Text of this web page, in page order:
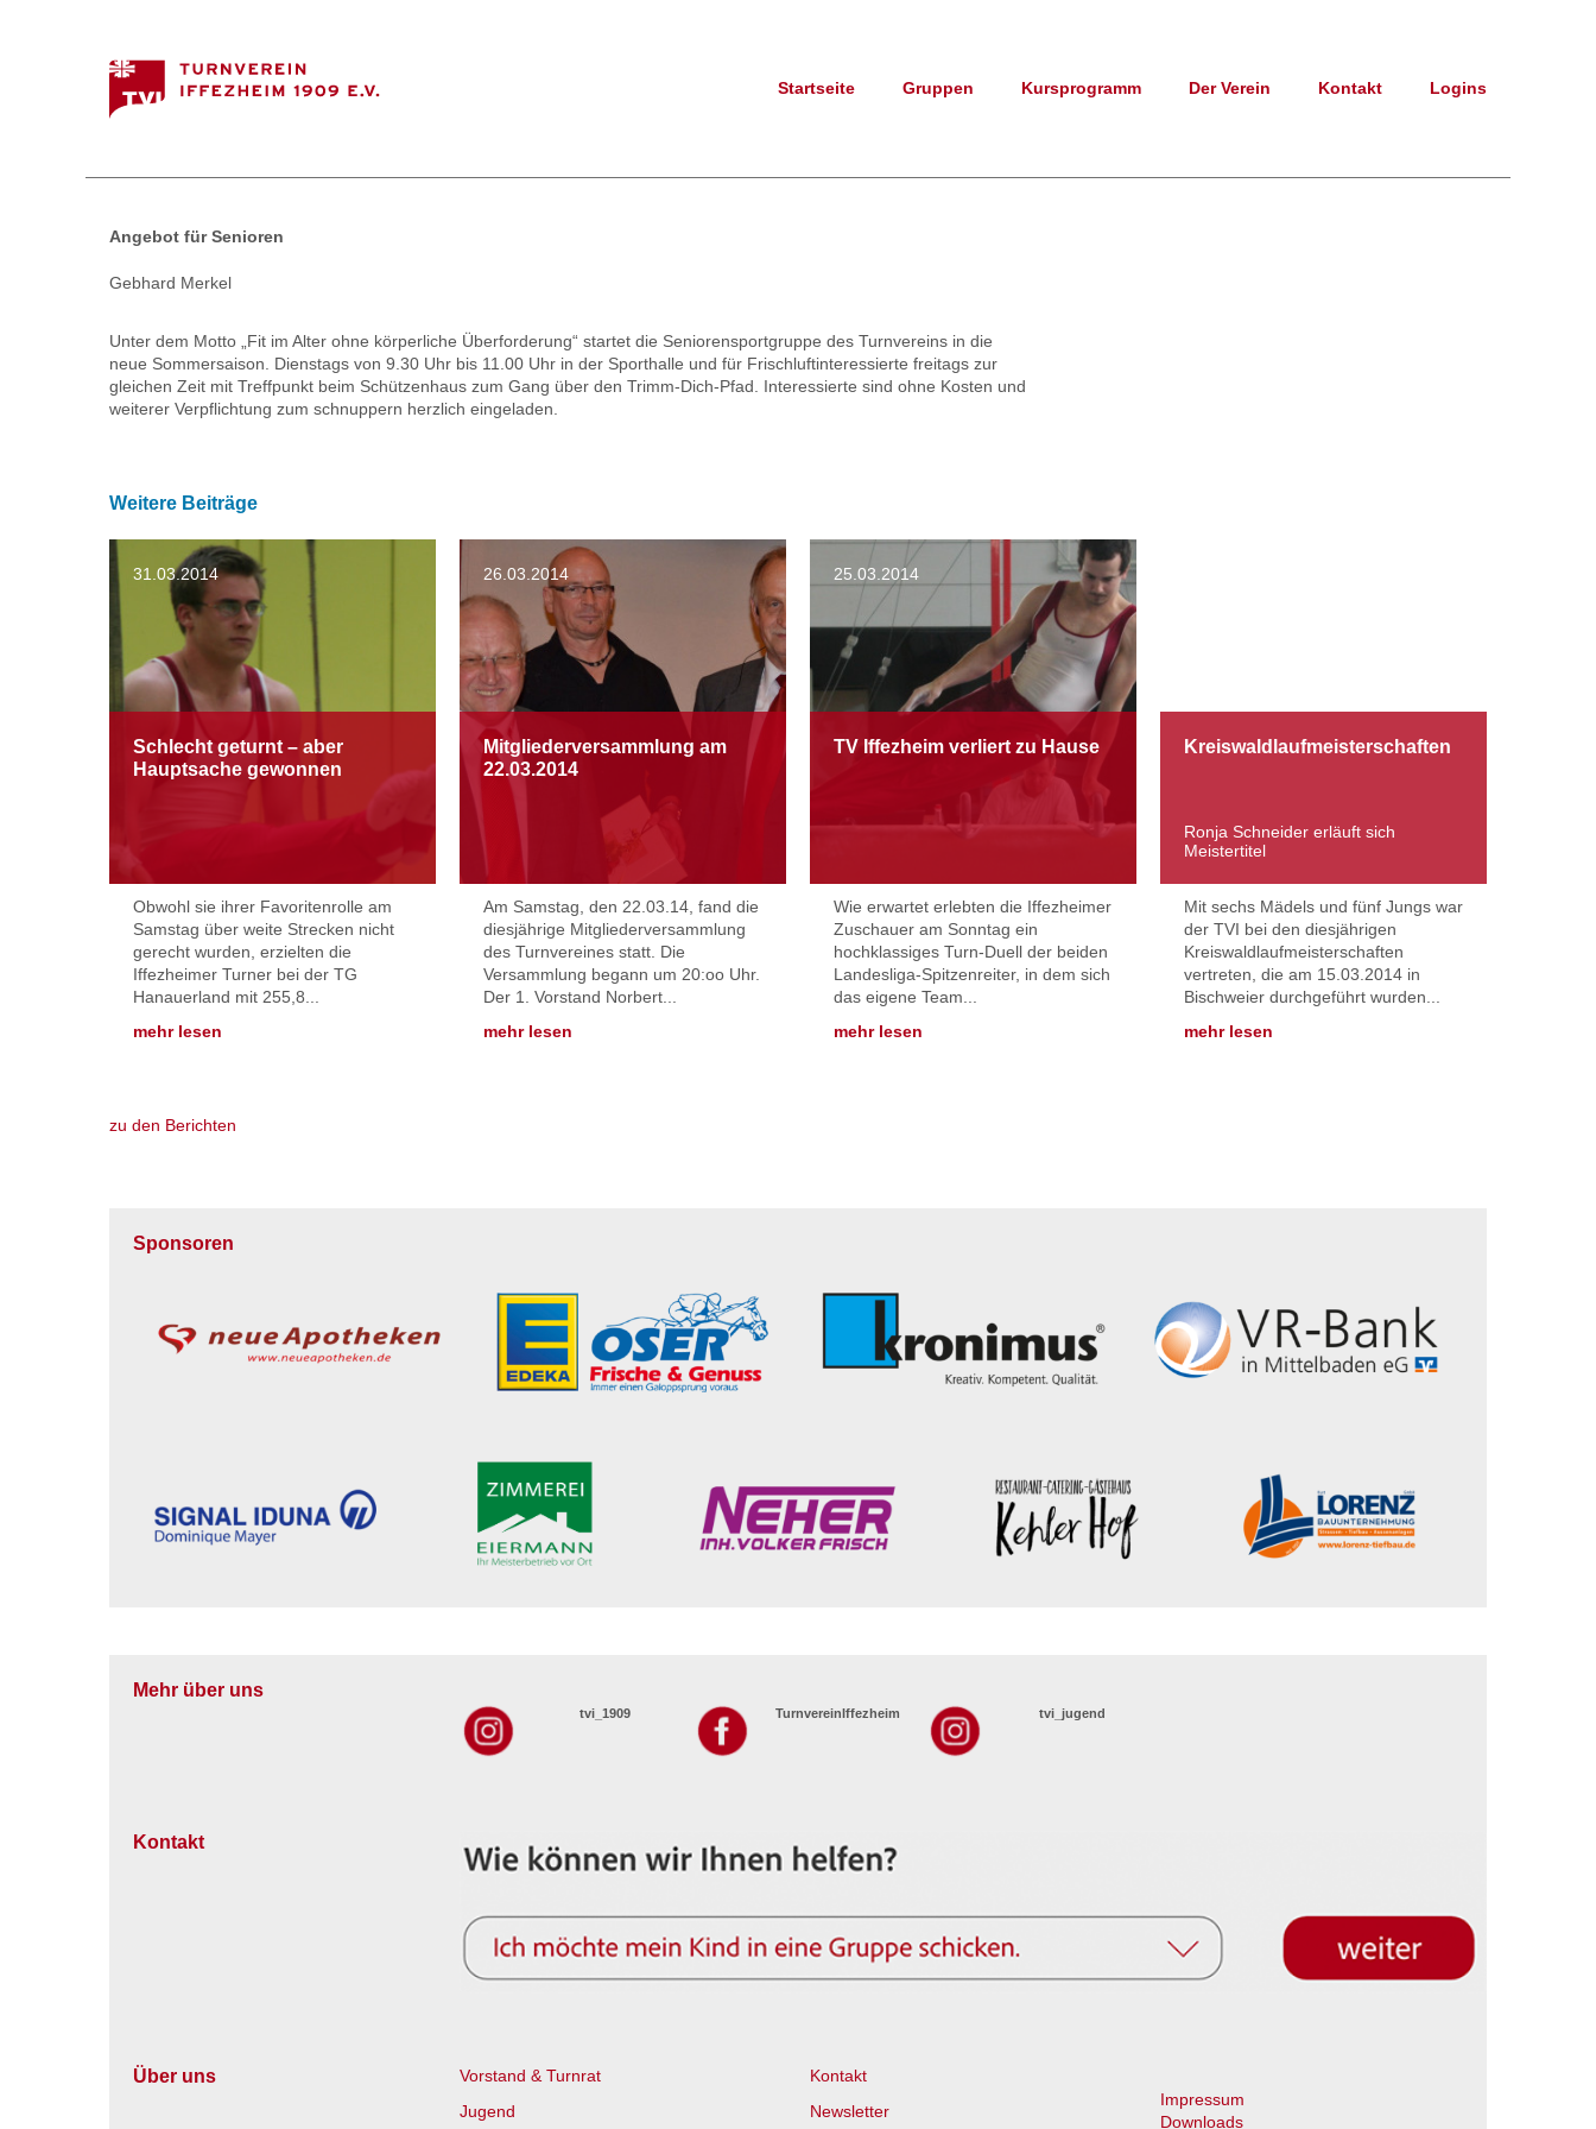
Startseite Gruppen Kursprogramm Der Verein Kontakt Logins
Angebot für Senioren
Gebhard Merkel
Unter dem Motto „Fit im Alter ohne körperliche Überforderung“ startet die Seniorensportgruppe des Turnvereins in die
neue Sommersaison. Dienstags von 9.30 Uhr bis 11.00 Uhr in der Sporthalle und für Frischluftinteressierte freitags zur
gleichen Zeit mit Treffpunkt beim Schützenhaus zum Gang über den Trimm-Dich-Pfad. Interessierte sind ohne Kosten und
weiterer Verpflichtung zum schnuppern herzlich eingeladen.
Weitere Beiträge
31.03.2014
Schlecht geturnt – aber
Hauptsache gewonnen
Obwohl sie ihrer Favoritenrolle am
Samstag über weite Strecken nicht
gerecht wurden, erzielten die
Iffezheimer Turner bei der TG
Hanauerland mit 255,8...
mehr lesen
26.03.2014
Mitgliederversammlung am
22.03.2014
Am Samstag, den 22.03.14, fand die
diesjährige Mitgliederversammlung
des Turnvereines statt. Die
Versammlung begann um 20:oo Uhr.
Der 1. Vorstand Norbert...
mehr lesen
25.03.2014
TV Iffezheim verliert zu Hause
Wie erwartet erlebten die Iffezheimer
Zuschauer am Sonntag ein
hochklassiges Turn-Duell der beiden
Landesliga-Spitzenreiter, in dem sich
das eigene Team...
mehr lesen
Kreiswaldlaufmeisterschaften
Ronja Schneider erläuft sich
Meistertitel
Mit sechs Mädels und fünf Jungs war
der TVI bei den diesjährigen
Kreiswaldlaufmeisterschaften
vertreten, die am 15.03.2014 in
Bischweier durchgeführt wurden...
mehr lesen
zu den Berichten
Sponsoren
Mehr über uns
tvi_1909 TurnvereinIffezheim tvi_jugend
Kontakt
Über uns
Vorstand & Turnrat
Jugend
Kontakt
Newsletter
Impressum
Downloads